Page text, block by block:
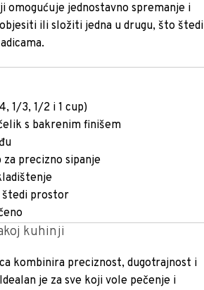
omogućuje jednostavno spremanje i
ili složiti jedna u drugu, što štedi
1/3, 1/2 i 1 cup)
s bakrenim finišem
precizno sipanje
štedi prostor
kuhinji
kombinira preciznost, dugotrajnost i
je za sve koji vole pečenje i